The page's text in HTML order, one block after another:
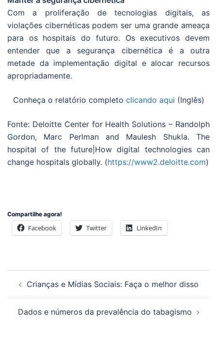
Com a proliferação de tecnologias digitais, as
violações cibernéticas podem ser uma grande ameaça
para os hospitais do futuro. Os executivos devem
entender que a segurança cibernética é a outra
metade da implementação digital e alocar recursos
apropriadamente.
Conheça o relatório completo clicando aqui (Inglês)
Fonte: Deloitte Center for Health Solutions – Randolph
Gordon, Marc Perlman and Maulesh Shukla. The
hospital of the future|How digital technologies can
change hospitals globally. (https://www2.deloitte.com)
Compartilhe agora!
Facebook Twitter LinkedIn
de
Crianças e Mídias Sociais: Faça o melhor disso
Dados e números da prevalência do tabagismo